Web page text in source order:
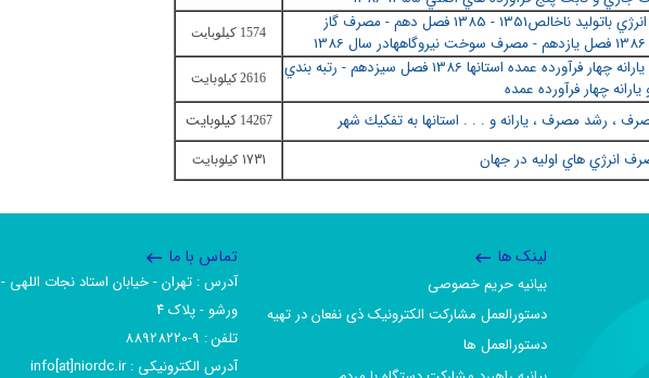
فصل نهم-مقايسه مصرف انرژي باتوليد ناخالص1351 - 1385 فصل دهم - مصرف گاز
1574 کیلوبایت
فصل دوازدهم - مصرف و يارانه چهار فرآورده عمده استانها 1386 فصل سيزدهم - رتبه بندي
چهار فرآورده عمده
2616 کیلوبایت
، رشد مصرف ، يارانه و . . . استانها به تفكيك شهر 14267 کیلوبایت
انرژي هاي اوليه در جهان
1731 کیلوبایت
لینک ها
بیانیه حریم خصوصی
دستورالعمل مشارکت الکترونیک ذی نفعان در تهیه
دستورالعمل ها
تماس با ما
آدرس :‌ تهران - خیابان استاد نجات اللهی -
ورشو - پلاک ۴
تلفن :‌ 9-88928220
آدرس الکترونیکی :‌ info[at]niordc.ir